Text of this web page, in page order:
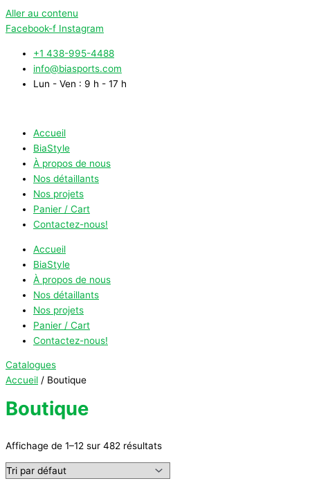
Aller au contenu
Facebook-f Instagram
+1 438-995-4488
info@biasports.com
Lun - Ven : 9 h - 17 h
Accueil
BiaStyle
À propos de nous
Nos détaillants
Nos projets
Panier / Cart
Contactez-nous!
Accueil
BiaStyle
À propos de nous
Nos détaillants
Nos projets
Panier / Cart
Contactez-nous!
Catalogues
Accueil / Boutique
Boutique
Affichage de 1–12 sur 482 résultats